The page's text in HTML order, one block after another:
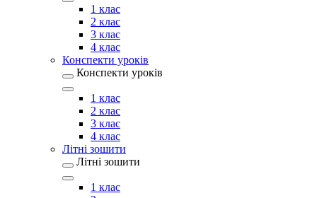
1 клас
2 клас
3 клас
4 клас
Конспекти уроків
Конспекти уроків
1 клас
2 клас
3 клас
4 клас
Літні зошити
Літні зошити
1 клас